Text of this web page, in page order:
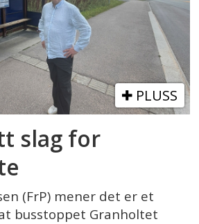
PLUSS
slag for
(FrP) mener det er et
busstoppet Granholtet